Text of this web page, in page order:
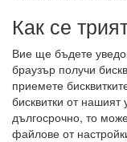
Как се
Вие ще бъдете
браузър получи
приемете
бисквитки от
дългосрочно, то
файлове от